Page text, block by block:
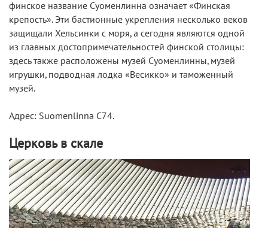
финское название Суоменлинна означает «Финская
крепость». Эти бастионные укрепления несколько веков
защищали Хельсинки с моря, а сегодня являются одной
из главных достопримечательностей финской столицы:
здесь также расположены музей Суоменлинны, музей
игрушки, подводная лодка «Весикко» и таможенный
музей.
Адрес: Suomenlinna C74.
Церковь в скале